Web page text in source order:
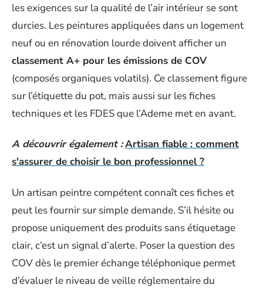
les exigences sur la qualité de l’air intérieur se sont
durcies. Les peintures appliquées dans un logement
neuf ou en rénovation lourde doivent afficher un
classement A+ pour les émissions de COV
(composés organiques volatils). Ce classement figure
sur l’étiquette du pot, mais aussi sur les fiches
techniques et les FDES que l’Ademe met en avant.
A découvrir également :Artisan fiable : comment
s'assurer de choisir le bon professionnel ?
Un artisan peintre compétent connaît ces fiches et
peut les fournir sur simple demande. S’il hésite ou
propose uniquement des produits sans étiquetage
clair, c’est un signal d’alerte. Poser la question des
COV dès le premier échange téléphonique permet
d’évaluer le niveau de veille réglementaire du